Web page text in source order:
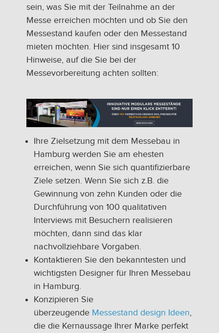
sein, was Sie mit der Teilnahme an der
Messe erreichen möchten und ob Sie den
Messestand kaufen oder den Messestand
mieten möchten. Hier sind insgesamt 10
Hinweise, auf die Sie bei der
Messevorbereitung achten sollten:
Ihre Zielsetzung mit dem Messebau in
Hamburg werden Sie am ehesten
erreichen, wenn Sie sich quantifizierbare
Ziele setzen. Wenn Sie sich z.B. die
Gewinnung von zehn Kunden oder die
Durchführung von 100 qualitativen
Interviews mit Besuchern realisieren
möchten, dann sind das klar
nachvollziehbare Vorgaben.
Kontaktieren Sie den bekanntesten und
wichtigsten Designer für Ihren Messebau
in Hamburg.
Konzipieren Sie
überzeugende Messestand design Ideen,
die die Kernaussage Ihrer Marke perfekt